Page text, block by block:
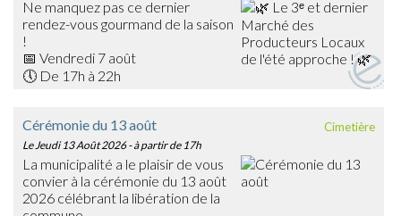
Ne manquez pas ce dernier
rendez-vous gourmand de la saison
!
📅 Vendredi 7 août
🕔 De 17h à 22h
savoir-faire et faire le plein de produits frais, artisanaux et
de saison : confitures, boissons, œufs, légumes,
gourmandises… et bien d'autres trésors du terroir !
🎶 La soirée sera également animée en musique par
Emmanuel Toutain, pour une ambiance festive et
Cimetière
Cérémonie du 13 août
Le Jeudi 13 Août 2026- à partir de 17h
La municipalité a le plaisir de vous
convier à la cérémonie du 13 août
2026 célébrant la libération de la